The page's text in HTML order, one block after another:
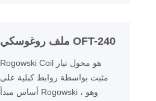
ملف روغوسكي OFT-240
Rogowski Coil هو محول تيار
مثبت بواسطة روابط كبلية على
أساس مبدأ Rogowski ، وهو